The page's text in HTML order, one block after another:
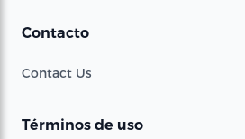
Contacto
Contact Us
Términos de uso